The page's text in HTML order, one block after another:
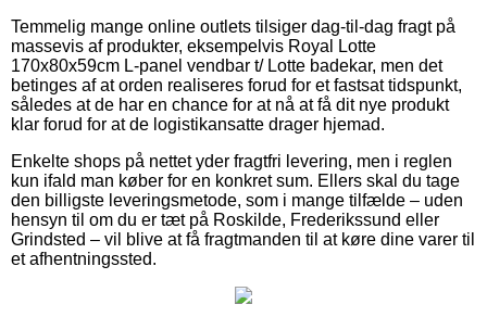
Temmelig mange online outlets tilsiger dag-til-dag fragt på
massevis af produkter, eksempelvis Royal Lotte
170x80x59cm L-panel vendbar t/ Lotte badekar, men det
betinges af at orden realiseres forud for et fastsat tidspunkt,
således at de har en chance for at nå at få dit nye produkt
klar forud for at de logistikansatte drager hjemad.
Enkelte shops på nettet yder fragtfri levering, men i reglen
kun ifald man køber for en konkret sum. Ellers skal du tage
den billigste leveringsmetode, som i mange tilfælde – uden
hensyn til om du er tæt på Roskilde, Frederikssund eller
Grindsted – vil blive at få fragtmanden til at køre dine varer til
et afhentningssted.